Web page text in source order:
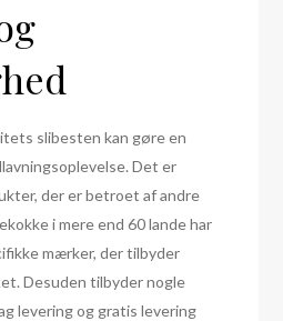
slibesten kan gøre en
Det er
der er betroet af andre
i mere end 60 lande har
mærker, der tilbyder
Desuden tilbyder nogle
levering og gratis levering